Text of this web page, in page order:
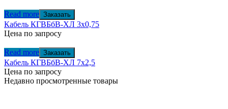
Read more Заказать
Кабель КГВБбВ-ХЛ 3х0,75
Цена по запросу
Read more Заказать
Кабель КГВБбВ-ХЛ 7х2,5
Цена по запросу
Недавно просмотренные товары